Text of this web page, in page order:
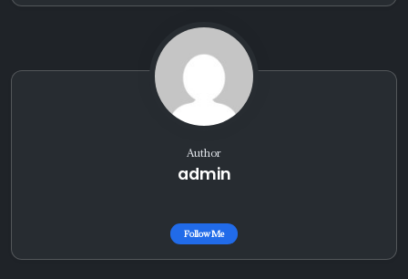
Author
admin
Follow Me